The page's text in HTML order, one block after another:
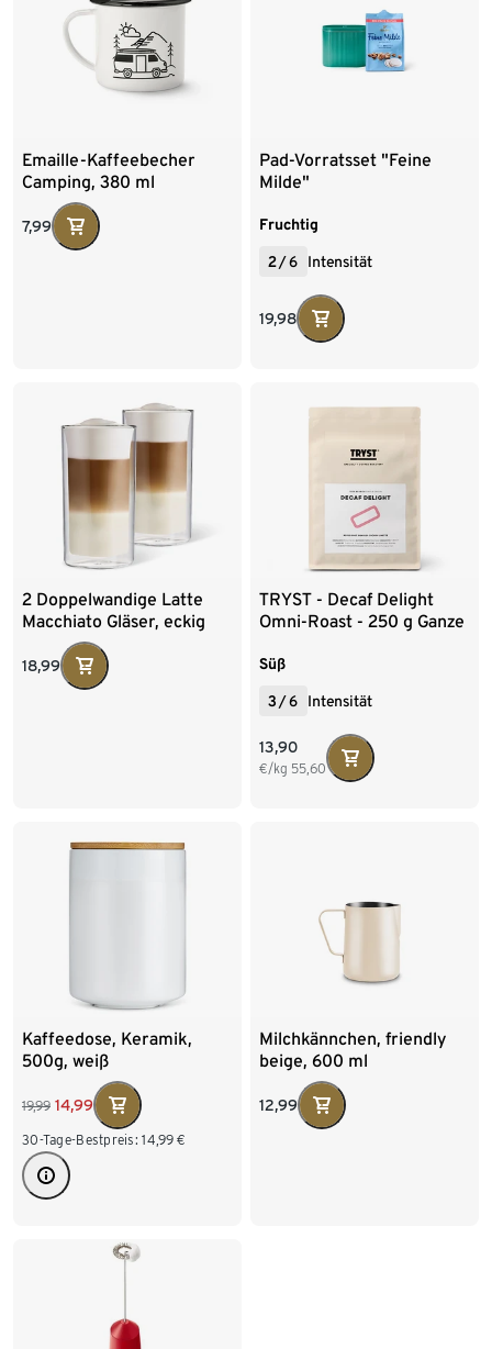
Emaille-Kaffeebecher
Camping, 380 ml
7,99
Pad-Vorratsset "Feine
Milde"
Fruchtig
2/6 Intensität
19,98
2 Doppelwandige Latte
Macchiato Gläser, eckig
18,99
TRYST - Decaf Delight
Omni-Roast - 250 g Ganze
Süß
3 /6 Intensität
13,90
€/kg 55,60
Kaffeedose, Keramik,
500g, weiß
19,99 14,99
30-Tage-Bestpreis: 14,99 €
Milchkännchen, friendly
beige, 600 ml
12,99